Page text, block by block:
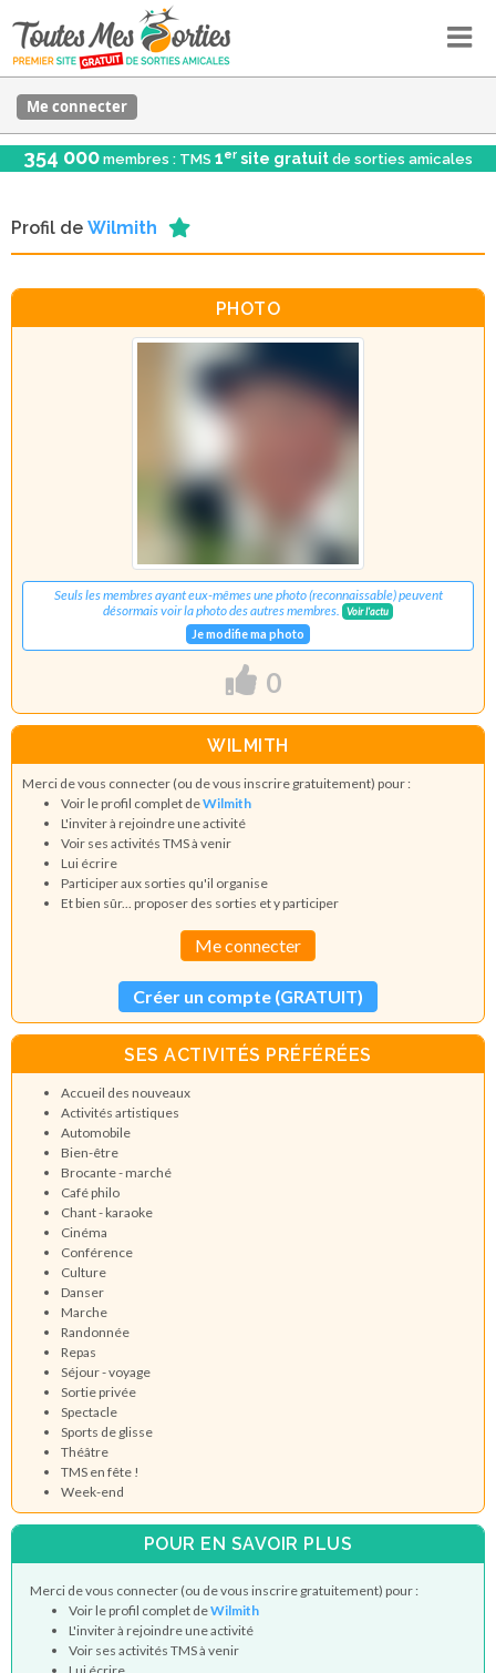
Me connecter
354 000 membres : TMS 1er site gratuit de sorties amicales
Profil de Wilmith
PHOTO
Seuls les membres ayant eux-mêmes une photo (reconnaissable) peuvent
désormais voir la photo des autres membres.
Voir l'actu
Je modifie ma photo
0
WILMITH
Merci de vous connecter (ou de vous inscrire gratuitement) pour :
Voir le profil complet deWilmith
L'inviter à rejoindre une activité
Voir ses activités TMS à venir
Lui écrire
Participer aux sorties qu'il organise
Et bien sûr... proposer des sorties et y participer
Me connecter
Créer un compte (GRATUIT)
SES ACTIVITÉS PRÉFÉRÉES
Accueil des nouveaux
Activités artistiques
Automobile
Bien-être
Brocante - marché
Café philo
Chant - karaoke
Cinéma
Conférence
Culture
Danser
Marche
Randonnée
Repas
Séjour - voyage
Sortie privée
Spectacle
Sports de glisse
Théâtre
TMS en fête !
Week-end
POUR EN SAVOIR PLUS
Merci de vous connecter (ou de vous inscrire gratuitement) pour :
Voir le profil complet deWilmith
L'inviter à rejoindre une activité
Voir ses activités TMS à venir